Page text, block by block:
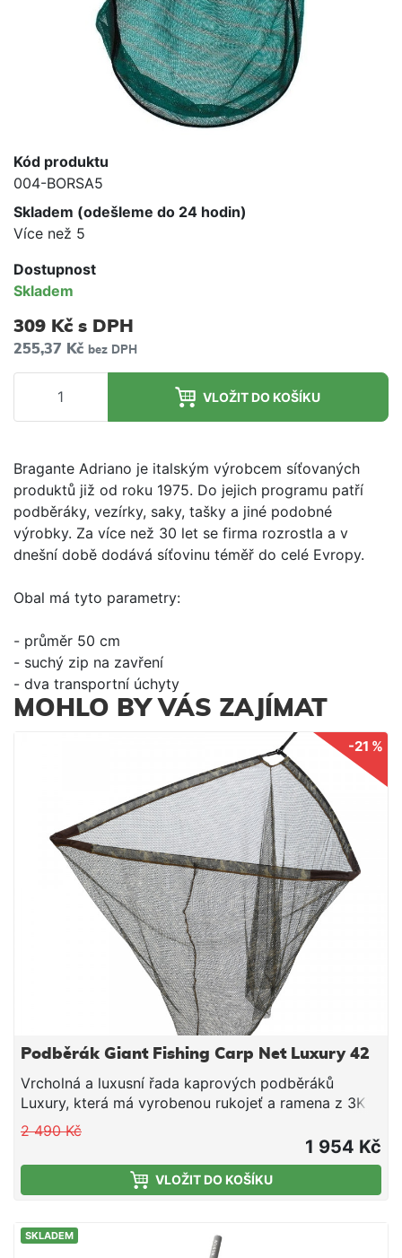
Kód produktu
004-BORSA5
Skladem (odešleme do 24 hodin)
Více než 5
Dostupnost
Skladem
309 Kč s DPH
255,37 Kč bez DPH
VLOŽIT DO KOŠÍKU
Bragante Adriano je italským výrobcem síťovaných
produktů již od roku 1975. Do jejich programu patří
podběráky, vezírky, saky, tašky a jiné podobné
výrobky. Za více než 30 let se firma rozrostla a v
dnešní době dodává síťovinu téměř do celé Evropy.
Obal má tyto parametry:
- průměr 50 cm
- suchý zip na zavření
- dva transportní úchyty
MOHLO BY VÁS ZAJÍMAT
-21 %
Podběrák Giant Fishing Carp Net Luxury 42
Vrcholná a luxusní řada kaprových podběráků
Luxury, která má vyrobenou rukojeť a ramena z 3K
grafitu.
2 490 Kč
1 954 Kč
VLOŽIT DO KOŠÍKU
SKLADEM